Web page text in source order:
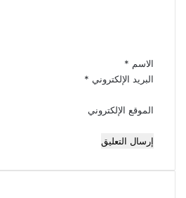
الاسم *
البريد الإلكتروني *
الموقع الإلكتروني